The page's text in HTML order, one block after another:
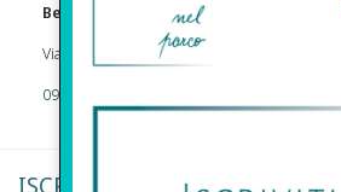
Before s.r.l.s.
Via Della Maestranza , 23 96100 Siracusa
09311962373
ISCRIVITI ALLA NEWSLETTER